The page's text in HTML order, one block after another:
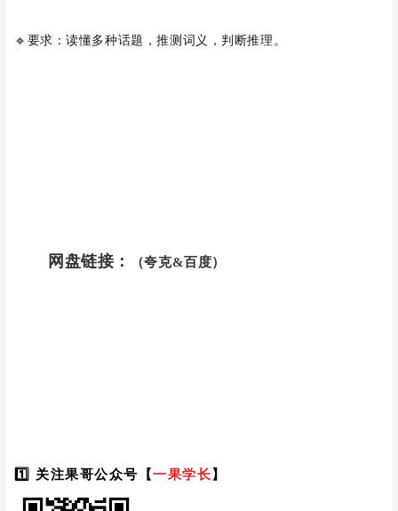
🔹要求：读懂多种话题，推测词义，判断推理。
网盘链接： （夸克&百度）
1️⃣ 关注果哥公众号【一果学长】